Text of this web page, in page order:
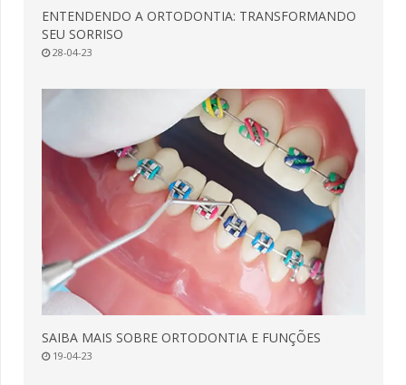
ENTENDENDO A ORTODONTIA: TRANSFORMANDO
SEU SORRISO
28-04-23
SAIBA MAIS SOBRE ORTODONTIA E FUNÇÕES
19-04-23